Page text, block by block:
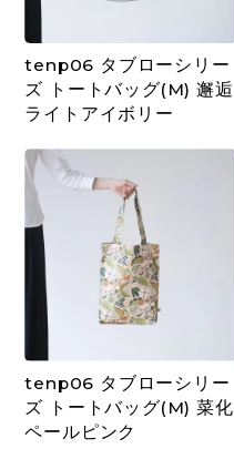
tenp06 タブローシリー
ズ トートバッグ(M) 邂逅
ライトアイボリー
tenp06 タブローシリー
ズ トートバッグ(M) 菜化
ペールピンク